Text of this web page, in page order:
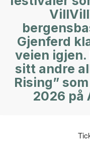
Gjenferd
veien igjen.
sitt andre
Rising”
2026 på